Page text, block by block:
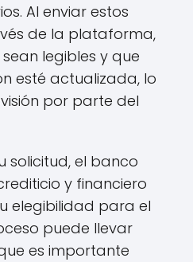
Al enviar estos
de la plataforma,
legibles y que
esté actualizada, lo
por parte del
solicitud, el banco
y financiero
elegibilidad para el
puede llevar
es importante